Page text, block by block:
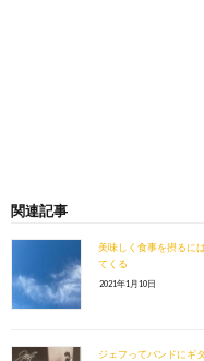
関連記事
美味しく食事を摂る
てくる
2021年1月10日
ジェフってバンドにギ